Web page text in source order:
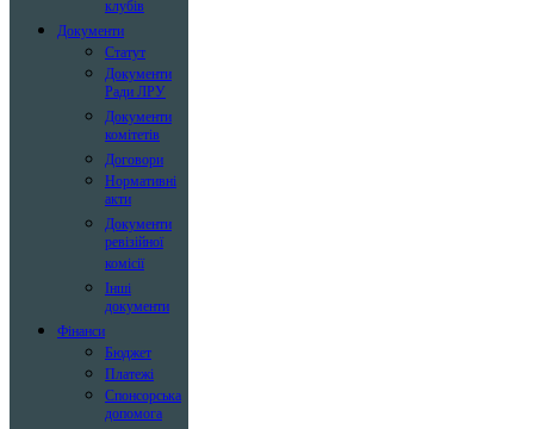
клубів
Документи
Статут
Документи
Ради ЛРУ
Документи
комітетів
Договори
Нормативні
акти
Документи
ревізійної
комісії
Інші
документи
Фінанси
Бюджет
Платежі
Спонсорська
допомога